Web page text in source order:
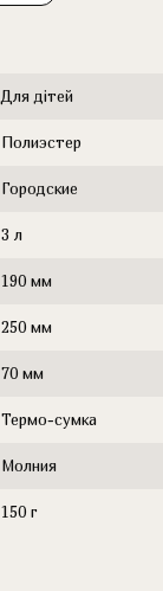
Для дітей
Полиэстер
Городские
3 л
190 мм
250 мм
70 мм
Термо-сумка
Молния
150 г